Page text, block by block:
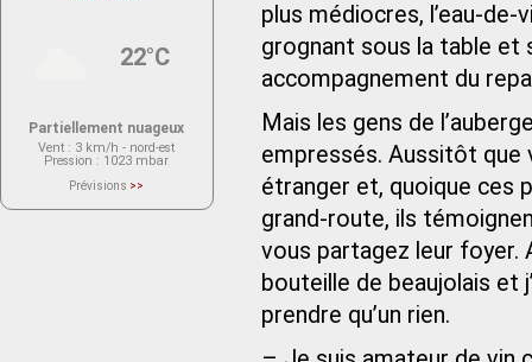
plus médiocres, l’eau-
grognant sous la table et
accompagnement du
Mais les gens de
empressés. Aussitôt que
étranger et, quoique ces
grand-route, ils
vous partagez leur foyer.
bouteille de beaujolais et
prendre qu’un rien.
22°C
Partiellement nuageux
Vent : 3 km/h - nord-est
Pression : 1023 mbar
Prévisions >>
actuellement aucune prévision